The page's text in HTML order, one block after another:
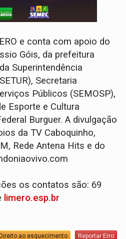
e conta com apoio do
Góis, da prefeitura
Superintendência
Secretaria
Públicos (SEMOSP),
Esporte e Cultura
Burguer. A divulgação
da TV Caboquinho,
Rede Antena Hits e do
os contatos são: 69
limero.esp.br
Direito ao esquecimento Reportar Erro